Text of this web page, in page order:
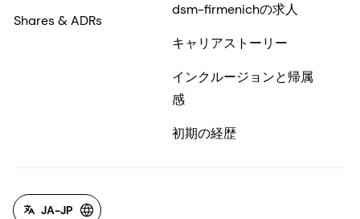
Shares & ADRs
dsm-firmenichの求人
キャリアストーリー
インクルージョンと帰属
感
初期の経歴
JA-JP